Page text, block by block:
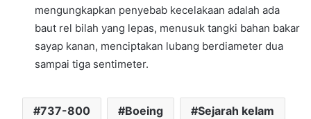
mengungkapkan penyebab kecelakaan adalah ada
baut rel bilah yang lepas, menusuk tangki bahan bakar
sayap kanan, menciptakan lubang berdiameter dua
sampai tiga sentimeter.
737-800 Boeing Sejarah kelam